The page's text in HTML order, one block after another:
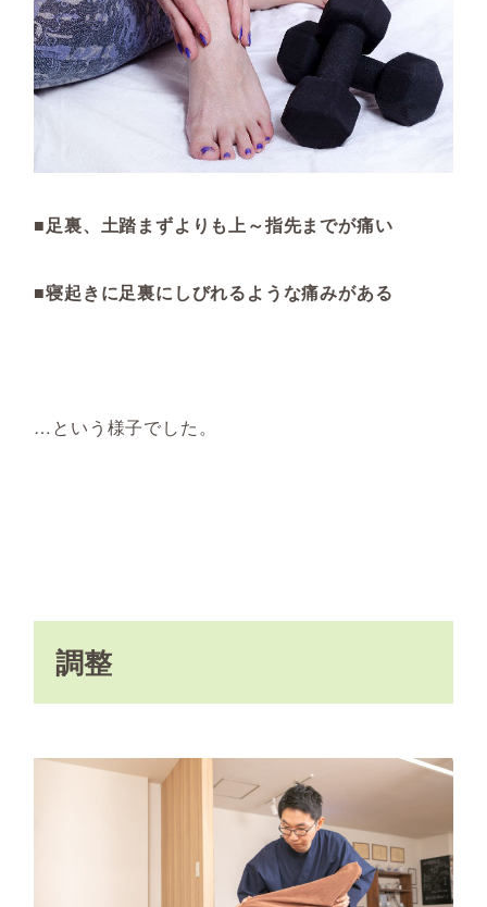
■足裏、土踏まずよりも上～指先までが痛い
■寝起きに足裏にしびれるような痛みがある
…という様子でした。
調整